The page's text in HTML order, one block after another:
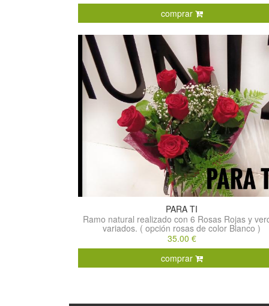
comprar
PARA TI
Ramo natural realizado con 6 Rosas Rojas y
variados. ( opción rosas de color Blanco )
35.00 €
comprar